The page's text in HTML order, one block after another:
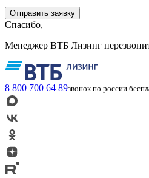
Спасибо,
Менеджер ВТБ Лизинг
8 800 700 64 89звонок по россии